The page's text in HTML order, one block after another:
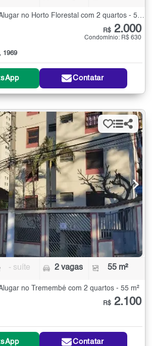
Apartamento para Alugar no Horto Florestal com 2 quartos - 50 m²
1969
R$ 2.000
Condomínio: R$ 630
Contatar
- suíte 2 vagas 55 m²
no Tremembé com 2 quartos - 55 m²
R$ 2.100
Contatar